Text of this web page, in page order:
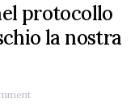
protocollo
la nostra